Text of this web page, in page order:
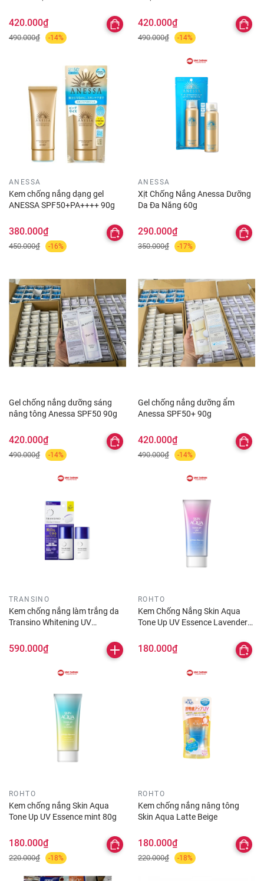
420.000₫
490.000₫ -14%
420.000₫
490.000₫ -14%
ANESSA
Kem chống nắng dạng gel
ANESSA SPF50+PA++++ 90g
380.000₫
450.000₫ -16%
ANESSA
Xịt Chống Nắng Anessa Dưỡng
Da Đa Năng 60g
290.000₫
350.000₫ -17%
Gel chống nắng dưỡng sáng
nâng tông Anessa SPF50 90g
420.000₫
490.000₫ -14%
Gel chống nắng dưỡng ẩm
Anessa SPF50+ 90g
420.000₫
490.000₫ -14%
TRANSINO
Kem chống nắng làm trắng da
Transino Whitening UV
590.000₫
ROHTO
Kem Chống Nắng Skin Aqua
Tone Up UV Essence Lavender
180.000₫
ROHTO
Kem chống nắng Skin Aqua
Tone Up UV Essence mint 80g
180.000₫
220.000₫ -18%
ROHTO
Kem chống nắng nâng tông
Skin Aqua Latte Beige
180.000₫
220.000₫ -18%